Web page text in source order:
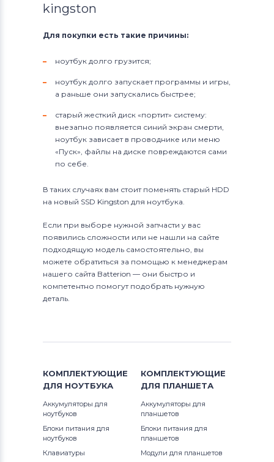
kingston
Для покупки есть такие причины:
ноутбук долго грузится;
ноутбук долго запускает программы и игры,
а раньше они запускались быстрее;
старый жесткий диск «портит» систему:
внезапно появляется синий экран смерти,
ноутбук зависает в проводнике или меню
«Пуск», файлы на диске повреждаются сами
по себе.
В таких случаях вам стоит поменять старый HDD
на новый SSD Kingston для ноутбука.
Если при выборе нужной запчасти у вас
появились сложности или не нашли на сайте
подходящую модель самостоятельно, вы
можете обратиться за помощью к менеджерам
нашего сайта Batterion — они быстро и
компетентно помогут подобрать нужную
деталь.
КОМПЛЕКТУЮЩИЕ
ДЛЯ НОУТБУКА
Аккумуляторы для
ноутбуков
Блоки питания для
ноутбуков
Клавиатуры
КОМПЛЕКТУЮЩИЕ
ДЛЯ ПЛАНШЕТА
Аккумуляторы для
планшетов
Блоки питания для
планшетов
Модули для планшетов